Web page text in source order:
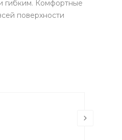
гибким. Комфортные
поверхности